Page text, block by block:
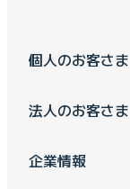
個人のお客さま
法人のお客さま
企業情報